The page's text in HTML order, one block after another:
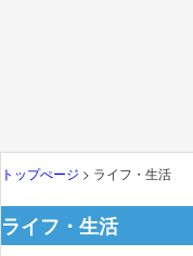
トップぺージ > ライフ・生活
ライフ・生活